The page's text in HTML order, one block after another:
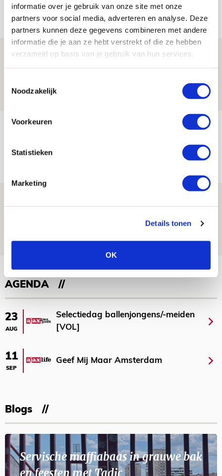
informatie over je gebruik van onze site met onze
partners voor social media, adverteren en analyse. Deze
partners kunnen deze gegevens combineren met andere
informatie die je aan ze hebt verstrekt of die ze hebben
verzameld op basis van je gebruik van hun services.
Noodzakelijk
Voorkeuren
Statistieken
Marketing
Details tonen
OK
Net binnen //
Drie dingen die je moet weten over PEC
Zwolle - Ajax
Míchels elf: met welke formatie begin
08 AUGUSTUS 2026 - 11:34
NIEUWS
AGENDA
23
AUG
Selectiedag ballenjongens/-meiden
[VOL]
11
SEP
Geef Mij Maar Amsterdam
Blogs
Servische maffiabaas in grauwe bak